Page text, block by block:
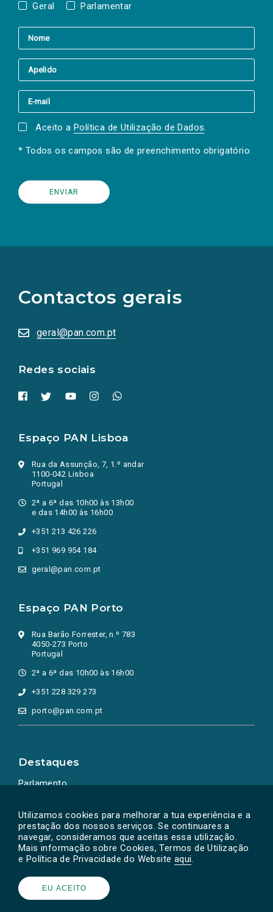
Utilizamos cookies para melhorar a tua experiência e a
prestação dos nossos serviços. Se continuares a
navegar, consideramos que aceitas essa utilização.
Mais informação sobre Cookies, Termos de Utilização
e Política de Privacidade do Website aqui.
EU ACEITO
Geral Parlamentar
Aceito a Política de Utilização de Dados.
* Todos os campos são de preenchimento obrigatório.
Contactos gerais
geral@pan.com.pt
Redes sociais
redes
sociais
numa
nova
Espaço PAN Lisboa
Rua da Assunção, 7, 1.º andar
1100-042 Lisboa
Portugal
2ª a 6ª das 10h00 às 13h00
e das 14h00 às 16h00
+351 213 426 226
+351 969 954 184
geral@pan.com.pt
Espaço PAN Porto
Rua Barão Forrester, n.º 783
4050-273 Porto
Portugal
2ª a 6ª das 10h00 às 16h00
+351 228 329 273
porto@pan.com.pt
Destaques
Parlamento
Powered by © PAN 2026